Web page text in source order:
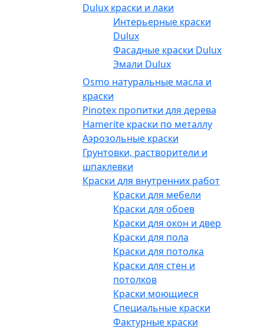
Dulux краски и лаки
Интерьерные краски
Dulux
Фасадные краски Dulux
Эмали Dulux
Osmo натуральные масла и
краски
Pinotex пропитки для дерева
Hamerite краски по металлу
Аэрозольные краски
Грунтовки, растворители и
шпаклевки
Краски для внутренних работ
Краски для мебели
Краски для обоев
Краски для окон и дверей
Краски для пола
Краски для потолка
Краски для стен и
потолков
Краски моющиеся
Специальные краски
Фактурные краски